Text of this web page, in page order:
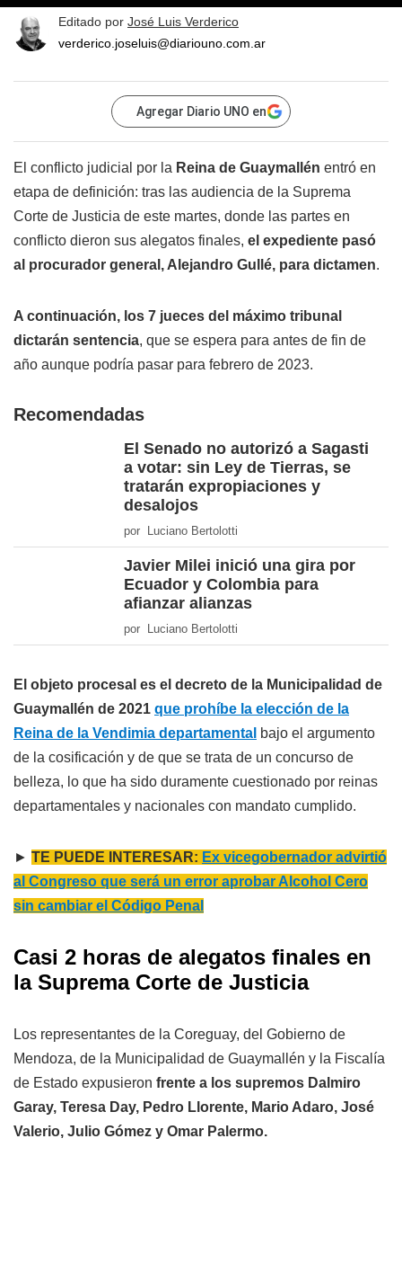
Editado por José Luis Verderico
verderico.joseluis@diariouno.com.ar
Agregar Diario UNO en
El conflicto judicial por la Reina de Guaymallén entró en
etapa de definición: tras las audiencia de la Suprema
Corte de Justicia de este martes, donde las partes en
conflicto dieron sus alegatos finales, el expediente pasó
al procurador general, Alejandro Gullé, para dictamen.
A continuación, los 7 jueces del máximo tribunal
dictarán sentencia, que se espera para antes de fin de
año aunque podría pasar para febrero de 2023.
Recomendadas
El Senado no autorizó a Sagasti
a votar: sin Ley de Tierras, se
tratarán expropiaciones y
desalojos
por Luciano Bertolotti
Javier Milei inició una gira por
Ecuador y Colombia para
afianzar alianzas
por Luciano Bertolotti
El objeto procesal es el decreto de la Municipalidad de
Guaymallén de 2021 que prohíbe la elección de la
Reina de la Vendimia departamental bajo el argumento
de la cosificación y de que se trata de un concurso de
belleza, lo que ha sido duramente cuestionado por reinas
departamentales y nacionales con mandato cumplido.
► TE PUEDE INTERESAR: Ex vicegobernador advirtió
al Congreso que será un error aprobar Alcohol Cero
sin cambiar el Código Penal
Casi 2 horas de alegatos finales en
la Suprema Corte de Justicia
Los representantes de la Coreguay, del Gobierno de
Mendoza, de la Municipalidad de Guaymallén y la Fiscalía
de Estado expusieron frente a los supremos Dalmiro
Garay, Teresa Day, Pedro Llorente, Mario Adaro, José
Valerio, Julio Gómez y Omar Palermo.